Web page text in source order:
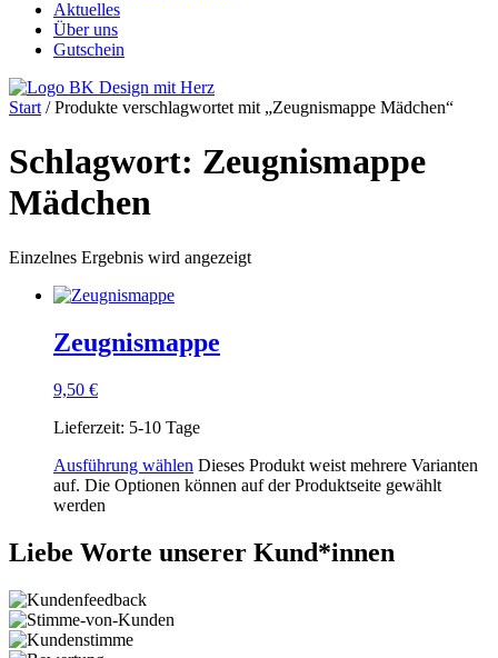
Aktuelles
Über uns
Gutschein
Start / Produkte verschlagwortet mit „Zeugnismappe Mädchen“
Schlagwort: Zeugnismappe
Mädchen
Einzelnes Ergebnis wird angezeigt
Zeugnismappe
9,50 €
Lieferzeit: 5-10 Tage
Ausführung wählen Dieses Produkt weist mehrere Varianten
auf. Die Optionen können auf der Produktseite gewählt
werden
Liebe Worte unserer Kund*innen